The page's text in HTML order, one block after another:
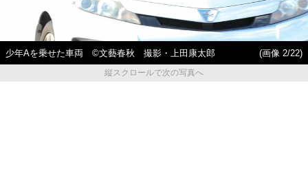
少年Aを乗せた車両 ©文藝春秋 撮影・上田康太郎
(画像 2/22)
縦スクロールで次の写真へ